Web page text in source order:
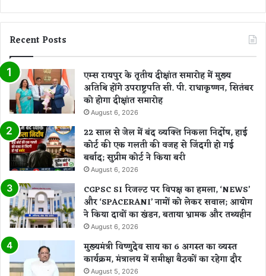
Recent Posts
एम्स रायपुर के तृतीय दीक्षांत समारोह में मुख्य
अतिथि होंगे उपराष्ट्रपति सी. पी. राधाकृष्णन, सितंबर
को होगा दीक्षांत समारोह
August 6, 2026
22 साल से जेल में बंद व्यक्ति निकला निर्दोष, हाई
कोर्ट की एक गलती की वजह से जिंदगी हो गई
बर्बाद; सुप्रीम कोर्ट ने किया बरी
August 6, 2026
CGPSC SI रिजल्ट पर विपक्ष का हमला, ‘NEWS’
और ‘SPACERANI’ नामों को लेकर सवाल; आयोग
ने किया दावों का खंडन, बताया भ्रामक और तथ्यहीन
August 6, 2026
मुख्यमंत्री विष्णुदेव साय का 6 अगस्त का व्यस्त
कार्यक्रम, मंत्रालय में समीक्षा बैठकों का रहेगा दौर
August 5, 2026